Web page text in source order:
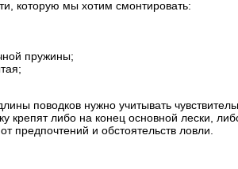
которую мы хотим смонтировать:
пружины;
поводков нужно учитывать
крепят либо на конец основной лески,
предпочтений и обстоятельств ловли.